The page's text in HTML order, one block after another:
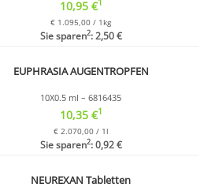
10,95 €1
€ 1.095,00 / 1kg
Sie sparen2: 2,50 €
EUPHRASIA AUGENTROPFEN
10X0.5 ml – 6816435
10,35 €1
€ 2.070,00 / 1l
Sie sparen2: 0,92 €
NEUREXAN Tabletten